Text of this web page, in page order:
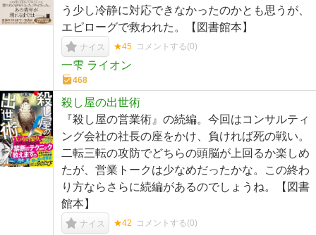
う少し冷静に対応できなかったのかとも思うが、
エピローグで救われた。【図書館本】
ナイス ★45 コメントする(0)
一雫 ライオン
468
殺し屋の出世術
『殺し屋の営業術』の続編。今回はコンサルティ
ング会社の社長の座をかけ、負ければ死の戦い。
二転三転の攻防でどちらの頭脳が上回るか楽しめ
たが、営業トークは少なめだったかな。この終わ
り方ならさらに続編があるのでしょうね。【図書
館本】
ナイス ★42 コメントする(0)